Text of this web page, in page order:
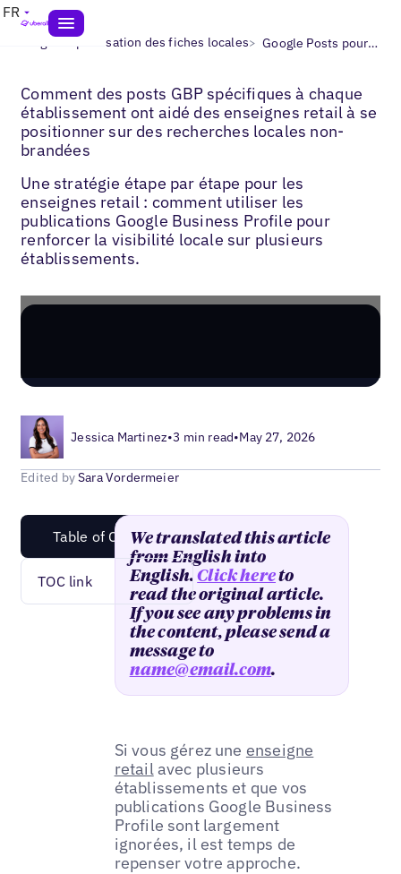
FR
Blogs> Optimisation des fiches locales> Google Posts pour le retail
Comment des posts GBP spécifiques à chaque
établissement ont aidé des enseignes retail à se
positionner sur des recherches locales non-
brandées
Une stratégie étape par étape pour les
enseignes retail : comment utiliser les
publications Google Business Profile pour
renforcer la visibilité locale sur plusieurs
établissements.
Jessica Martinez•3 min read•May 27, 2026
Edited bySara Vordermeier
Table of Content
TOC link
We translated this article
from English into
English.Click hereto
read the original article.
If you see any problems in
the content, please send a
message to
name@email.com.
Si vous gérez une enseigne
retailavec plusieurs
établissements et que vos
publications Google Business
Profile sont largement
ignorées, il est temps de
repenser votre approche.